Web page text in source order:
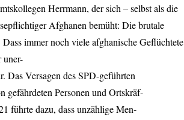
Herrmann, der sich – selbst als die
Afghanen bemüht: Die brutale
immer noch viele afghanische Geflüchtete
uner-
Das Versagen desSPD-geführten
gefährdeten Personen und Ortskräf-
führte dazu, dass unzählige Men-